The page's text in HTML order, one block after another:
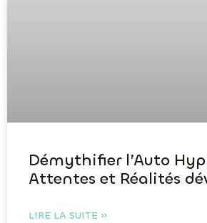
Démythifier l’Auto
Attentes et Réalités
LIRE LA SUITE »